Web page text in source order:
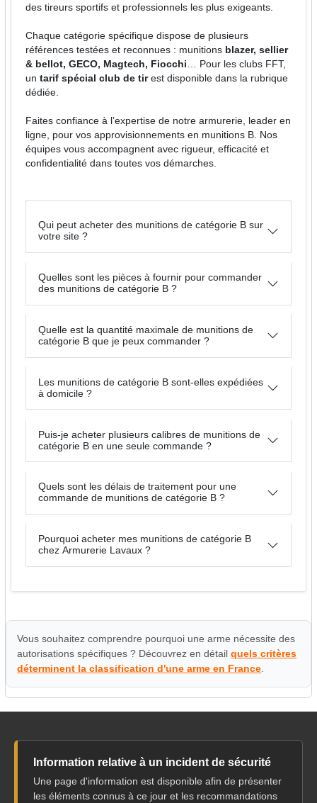
des tireurs sportifs et professionnels les plus exigeants.
Chaque catégorie spécifique dispose de plusieurs
références testées et reconnues : munitions blazer, sellier
& bellot, GECO, Magtech, Fiocchi … Pour les clubs FFT,
untarif spécial club de tirest disponible dans la rubrique
dédiée.
Faites confiance à l’expertise de notre armurerie, leader en
ligne, pour vos approvisionnements en munitions B. Nos
équipes vous accompagnent avec rigueur, efficacité et
confidentialité dans toutes vos démarches.
Qui peut acheter des munitions de catégorie B sur
votre site ?
Quelles sont les pièces à fournir pour commander
des munitions de catégorie B ?
Quelle est la quantité maximale de munitions de
catégorie B que je peux commander ?
Les munitions de catégorie B sont-elles expédiées
à domicile ?
Puis-je acheter plusieurs calibres de munitions de
catégorie B en une seule commande ?
Quels sont les délais de traitement pour une
commande de munitions de catégorie B ?
Pourquoi acheter mes munitions de catégorie B
chez Armurerie Lavaux ?
Vous souhaitez comprendre pourquoi une arme nécessite des
autorisations spécifiques ? Découvrez en détailquels critères
déterminent la classification d'une arme en France.
Information relative à un incident de sécurité
Une page d'information est disponible afin de présenter
les éléments connus à ce jour et les recommandations